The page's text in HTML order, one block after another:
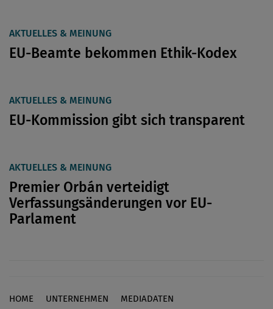
AKTUELLES & MEINUNG
EU-Beamte bekommen Ethik-Kodex
AKTUELLES & MEINUNG
EU-Kommission gibt sich transparent
AKTUELLES & MEINUNG
Premier Orbán verteidigt
Verfassungsänderungen vor EU-
Parlament
Footer
HOME UNTERNEHMEN
MEDIADATEN